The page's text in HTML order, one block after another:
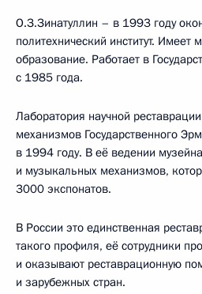
О.З.Зинатуллин – в 1993 году
политехнический институт. Имеет
образование. Работает в
с 1985 года.
Лаборатория научной
механизмов Государственного
в 1994 году. В её ведении
и музыкальных механизмов,
3000 экспонатов.
В России это единственная
такого профиля, её сотрудники
и оказывают реставрационную
и зарубежных стран.